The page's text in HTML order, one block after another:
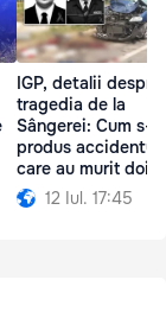
IGP, detalii despre
tragedia de la
Sângerei: Cum s-a
produs accidentul
care au murit doi
polițiști12 Iul. 17:45